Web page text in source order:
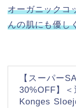
オーガニックコ
んの肌にも優し
【スーパー
30%OFF】＜
Konges